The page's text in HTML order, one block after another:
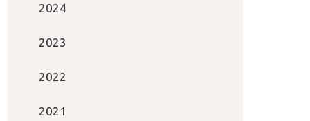
2024
2023
2022
2021